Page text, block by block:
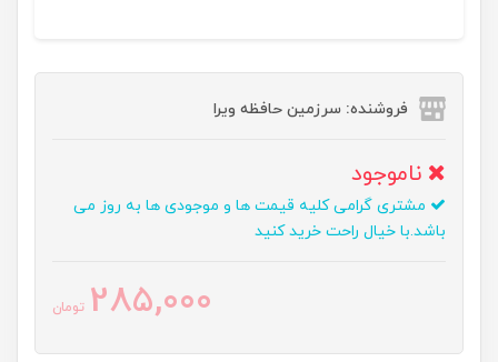
فروشنده: سرزمین حافظه ویرا
ناموجود
مشتری گرامی کلیه قیمت ها و موجودی ها به روز می
باشد.با خیال راحت خرید کنید
285,000 تومان